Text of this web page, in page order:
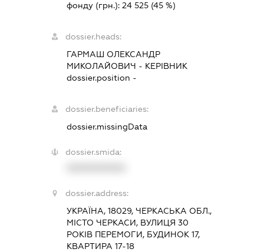
фонду (грн.): 24 525(45 %)
dossier.heads:
ГАРМАШ ОЛЕКСАНДР
МИКОЛАЙОВИЧ - КЕРІВНИК
dossier.position -
dossier.beneficiaries:
dossier.missingData
dossier.smida:
dossier.address:
УКРАЇНА, 18029, ЧЕРКАСЬКА ОБЛ.,
МІСТО ЧЕРКАСИ, ВУЛИЦЯ 30
РОКІВ ПЕРЕМОГИ, БУДИНОК 17,
КВАРТИРА 17-18